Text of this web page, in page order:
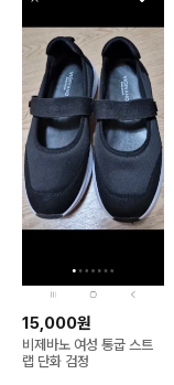
15,000원
비제바노 여성 통굽 스트
랩 단화 검정